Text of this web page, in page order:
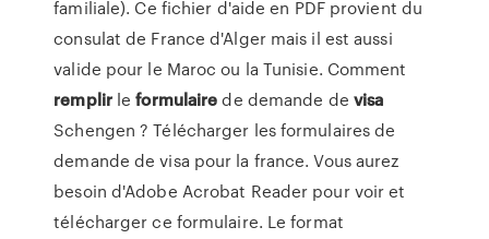
familiale). Ce fichier d'aide en PDF provient du
consulat de France d'Alger mais il est aussi
valide pour le Maroc ou la Tunisie. Comment
remplirleformulairede demande de visa
Schengen ? Télécharger les formulaires de
demande de visa pour la france. Vous aurez
besoin d'Adobe Acrobat Reader pour voir et
télécharger ce formulaire. Le format